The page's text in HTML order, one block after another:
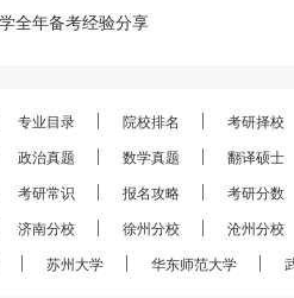
全年备考经验分享
专业目录 院校排名 考研择校
政治真题 数学真题 翻译硕士
考研常识 报名攻略 考研分数
济南分校 徐州分校 沧州分校
苏州大学 华东师范大学